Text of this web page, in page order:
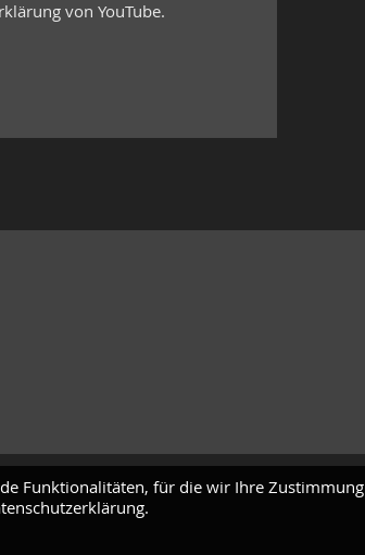
von YouTube.
Funktionalitäten, für die wir Ihre Zustimmung